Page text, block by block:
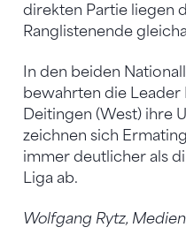
direkten Partie liegen
Ranglistenende
In den beiden
bewahrten die Leader
Deitingen (West) ihre
zeichnen sich
immer deutlicher als
Liga ab.
Wolfgang Rytz,